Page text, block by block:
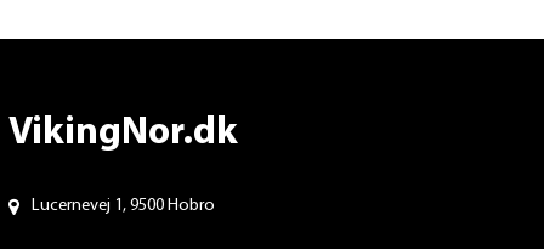
VikingNor.dk
Lucernevej 1, 9500 Hobro